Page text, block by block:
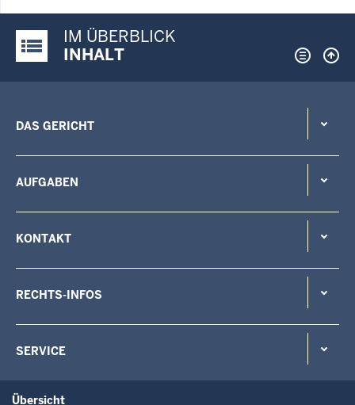
Justiz-Portal im Überblick:
IM ÜBERBLICK
INHALT
DAS GERICHT
AUFGABEN
KONTAKT
RECHTS-INFOS
SERVICE
Übersicht